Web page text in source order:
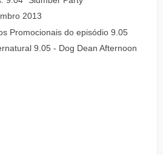
2013
Promocionais do episódio 9.05
9.05 - Dog Dean Afternoon